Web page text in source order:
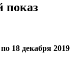
18 декабря 2019